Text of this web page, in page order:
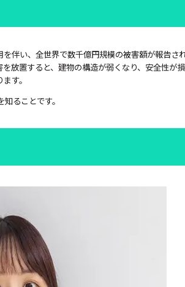
伴い、全世界で数千億円規模の被害額が報告さ
放置すると、建物の構造が弱くなり、安全性が
す。
ることです。